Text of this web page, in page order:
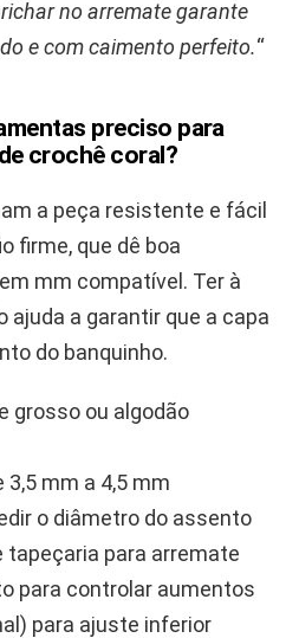
no arremate garante
e com caimento perfeito.“
preciso para
crochê coral?
a peça resistente e fácil
firme, que dê boa
mm compatível. Ter à
ajuda a garantir que a capa
do banquinho.
grosso ou algodão
mm a 4,5 mm
o diâmetro do assento
tapeçaria para arremate
para controlar aumentos
para ajuste inferior